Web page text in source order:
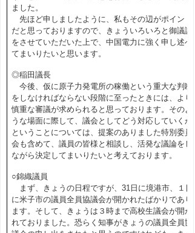
ました。
先ほど申しましたように、私もその辺がポイント
だと思っておりますので、きょういろいろと御議論
をさせていただいた上で、中国電力に強く申し述べ
てまいりたいと思います。
◎稲田議長
今後、仮に原子力発電所の稼働という重大な判断
をしなければならない段階に至ったときには、より
慎重な審議が求められると思っております。そのよ
うな場面に際して、議会としてどう対応していくか
ということについては、提案のありました特別委員
会も含めて、議員の皆様と相談し、活発な議論をし
ながら決定してまいりたいと考えております。
○錦織議員
まず、きょうの日程ですが、31日に境港市、１日
に米子市の議員全員協議会が開かれたばかりであり
ます。そして、きょうは３時まで高校生議会が開か
れておりました。恐らく知事がきょうの議員全員協